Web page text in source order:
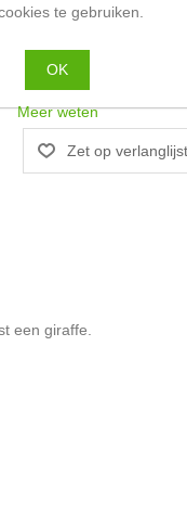
Lettertype voor borduren
een giraffe.
te gebruiken.
OK
Meer weten